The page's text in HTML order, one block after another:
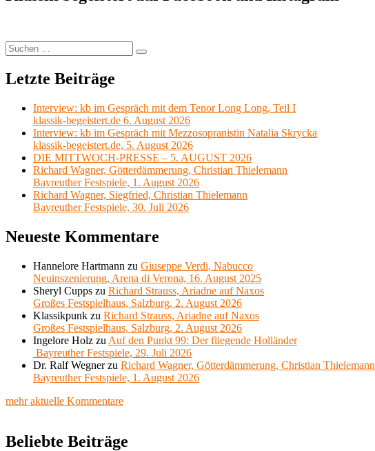
Suchen
nach:
Suchen
Letzte Beiträge
Interview: kb im Gespräch mit dem Tenor Long Long, Teil I
klassik-begeistert.de 6. August 2026
Interview: kb im Gespräch mit Mezzosopranistin Natalia Skrycka
klassik-begeistert.de, 5. August 2026
DIE MITTWOCH-PRESSE – 5. AUGUST 2026
Richard Wagner, Götterdämmerung, Christian Thielemann
Bayreuther Festspiele, 1. August 2026
Richard Wagner, Siegfried, Christian Thielemann
Bayreuther Festspiele, 30. Juli 2026
Neueste Kommentare
Hannelore Hartmann zu Giuseppe Verdi, Nabucco
Neuinszenierung, Arena di Verona, 16. August 2025
Sheryl Cupps zu Richard Strauss, Ariadne auf Naxos
Großes Festspielhaus, Salzburg, 2. August 2026
Klassikpunk zu Richard Strauss, Ariadne auf Naxos
Großes Festspielhaus, Salzburg, 2. August 2026
Ingelore Holz zu Auf den Punkt 99: Der fliegende Holländer
Bayreuther Festspiele, 29. Juli 2026
Dr. Ralf Wegnerzu Richard Wagner, Götterdämmerung, Christian Thielemann
Bayreuther Festspiele, 1. August 2026
mehr aktuelle Kommentare
Beliebte Beiträge